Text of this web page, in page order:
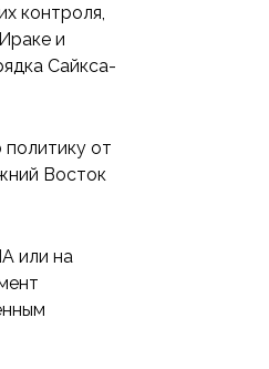
контроля,
и
Сайкса-
от
Восток
или на